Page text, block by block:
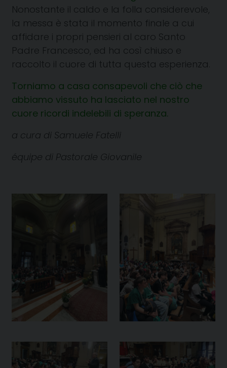
Nonostante il caldo e la folla considerevole,
la messa è stata il momento finale a cui
affidare i propri pensieri al caro Santo
Padre Francesco, ed ha così chiuso e
raccolto il cuore di tutta questa esperienza.
Torniamo a casa consapevoli che ciò che
abbiamo vissuto ha lasciato nel nostro
cuore ricordi indelebili di speranza.
a cura di Samuele Fatelli
équipe di Pastorale Giovanile